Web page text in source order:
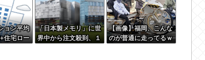
ョン平均
住宅ロー
「日本製メモリ」に世
界中から注文殺到、１
【画像】福岡、こんな
のが普通に走ってるｗ